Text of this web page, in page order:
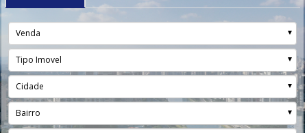
Venda
Tipo Imovel
Cidade
Bairro